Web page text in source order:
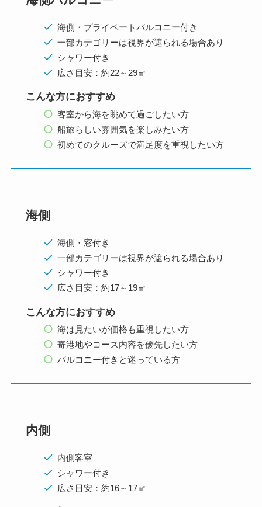
海側・プライベートバルコニー付き
一部カテゴリーは視界が遮られる場合あり
シャワー付き
広さ目安：約22～29㎡
こんな方におすすめ
客室から海を眺めて過ごしたい方
船旅らしい雰囲気を楽しみたい方
初めてのクルーズで満足度を重視したい方
海側
海側・窓付き
一部カテゴリーは視界が遮られる場合あり
シャワー付き
広さ目安：約17～19㎡
こんな方におすすめ
海は見たいが価格も重視したい方
寄港地やコース内容を優先したい方
バルコニー付きと迷っている方
内側
内側客室
シャワー付き
広さ目安：約16～17㎡